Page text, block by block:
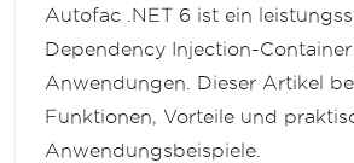
Autofac .NET 6 ist ein
Dependency Injection-
Anwendungen. Dieser Artikel
Funktionen, Vorteile und
Anwendungsbeispiele.